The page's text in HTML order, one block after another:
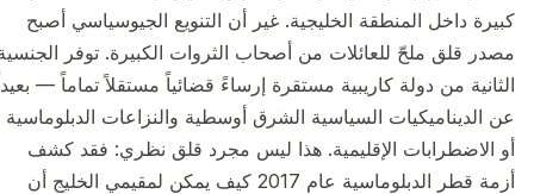
كبيرة داخل المنطقة الخليجية. غير أن التنويع الجيوسياسي أصبح
مصدر قلق ملحّ للعائلات من أصحاب الثروات الكبيرة. توفر الجنسية
الثانية من دولة كاريبية مستقرة إرساءً قضائياً مستقلاً تماماً — بعيداً
عن الديناميكيات السياسية الشرق أوسطية والنزاعات الدبلوماسية
أو الاضطرابات الإقليمية. هذا ليس مجرد قلق نظري: فقد كشف
أزمة قطر الدبلوماسية عام 2017 كيف يمكن لمقيمي الخليج أن